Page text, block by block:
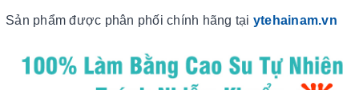
Sản phẩm được phân phối chính hãng tại ytehainam.vn